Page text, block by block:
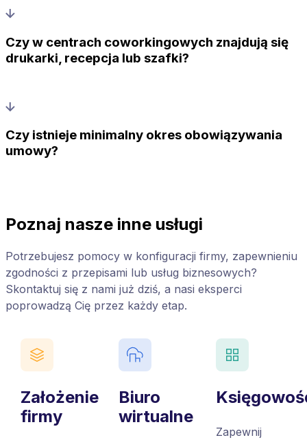
Czy w centrach coworkingowych znajdują się
drukarki, recepcja lub szafki?
Czy istnieje minimalny okres obowiązywania
umowy?
Poznaj nasze inne usługi
Potrzebujesz pomocy w konfiguracji firmy, zapewnieniu
zgodności z przepisami lub usług biznesowych?
Skontaktuj się z nami już dziś, a nasi eksperci
poprowadzą Cię przez każdy etap.
Założenie
firmy
Biuro
wirtualne
Zapewnij